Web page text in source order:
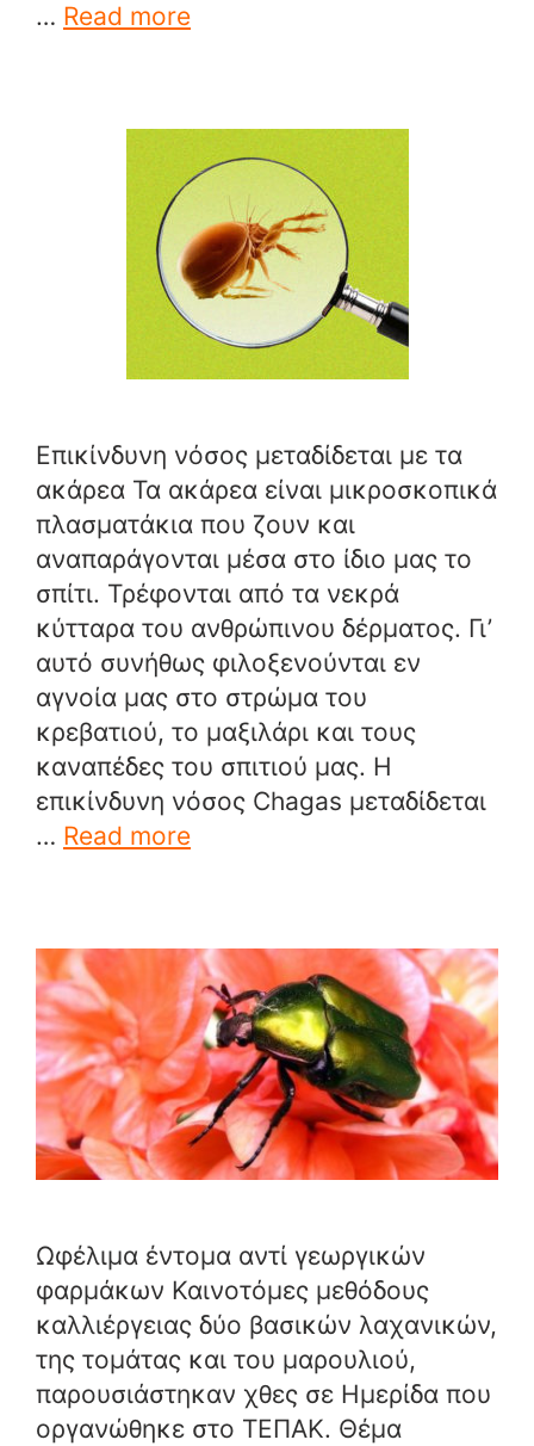
… Read more
Επικίνδυνη νόσος μεταδίδεται με τα
ακάρεα Τα ακάρεα είναι μικροσκοπικά
πλασματάκια που ζουν και
αναπαράγονται μέσα στο ίδιο μας το
σπίτι. Τρέφονται από τα νεκρά
κύτταρα του ανθρώπινου δέρματος. Γι’
αυτό συνήθως φιλοξενούνται εν
αγνοία μας στο στρώμα του
κρεβατιού, το μαξιλάρι και τους
καναπέδες του σπιτιού μας. Η
επικίνδυνη νόσος Chagas μεταδίδεται
… Read more
Ωφέλιμα έντομα αντί γεωργικών
φαρμάκων Καινοτόμες μεθόδους
καλλιέργειας δύο βασικών λαχανικών,
της τομάτας και του μαρουλιού,
παρουσιάστηκαν χθες σε Ημερίδα που
οργανώθηκε στο ΤΕΠΑΚ. Θέμα